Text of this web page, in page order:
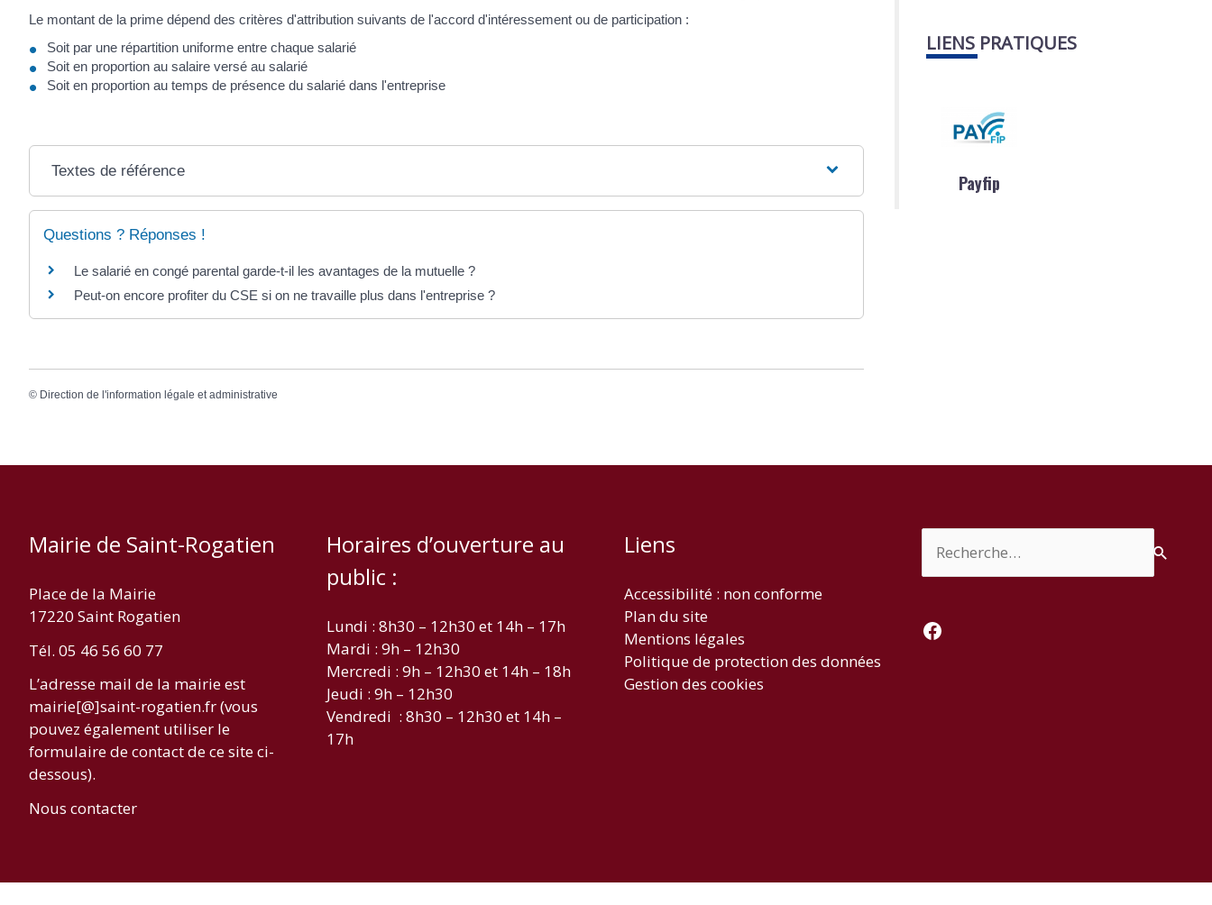
Le montant de la prime dépend des critères d'attribution suivants de l'accord d'intéressement ou de participation :
Soit par une répartition uniforme entre chaque salarié
Soit en proportion au salaire versé au salarié
Soit en proportion au temps de présence du salarié dans l'entreprise
Textes de référence
Questions ? Réponses !
Le salarié en congé parental garde-t-il les avantages de la mutuelle ?
Peut-on encore profiter du CSE si on ne travaille plus dans l'entreprise ?
© Direction de l'information légale et administrative
LIENS PRATIQUES
Payfip
Mairie de Saint-Rogatien
Place de la Mairie
17220 Saint Rogatien
Tél. 05 46 56 60 77
L’adresse mail de la mairie est
mairie[@]saint-rogatien.fr (vous
pouvez également utiliser le
formulaire de contact de ce site ci-
dessous).
Nous contacter
Horaires d’ouverture au
public :
Lundi : 8h30 – 12h30 et 14h – 17h
Mardi : 9h – 12h30
Mercredi : 9h – 12h30 et 14h – 18h
Jeudi : 9h – 12h30
Vendredi : 8h30 – 12h30 et 14h –
17h
Liens
Accessibilité : non conforme
Plan du site
Mentions légales
Politique de protection des données
Gestion des cookies
Facebook